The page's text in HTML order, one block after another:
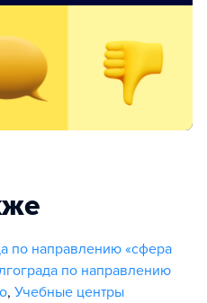
по направлению «сфера
по направлению
, Учебные центры